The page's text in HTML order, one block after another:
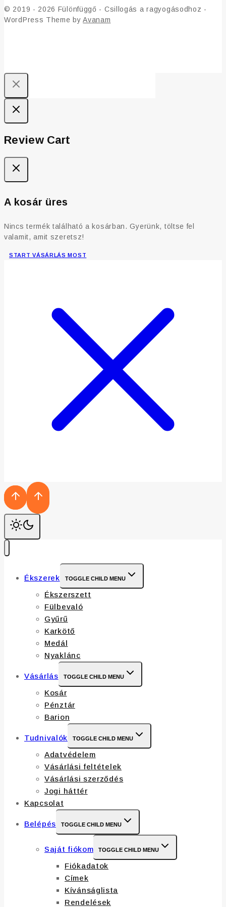
© 2019 - 2026 Fülönfüggő - Csillogás a ragyogásodhoz -
WordPress Theme byAvanam
Review Cart
A kosár üres
Nincs termék található a kosárban. Gyerünk, töltse fel
valamit, amit szeretsz!
START VÁSÁRLÁS MOST
Ékszerek TOGGLE CHILD MENU
Ékszerszett
Fülbevaló
Gyűrű
Karkötő
Medál
Nyaklánc
Vásárlás TOGGLE CHILD MENU
Kosár
Pénztár
Barion
Tudnivalók TOGGLE CHILD MENU
Adatvédelem
Vásárlási feltételek
Vásárlási szerződés
Jogi háttér
Kapcsolat
Belépés TOGGLE CHILD MENU
Saját fiókom TOGGLE CHILD MENU
Fiókadatok
Címek
Kívánságlista
Rendelések